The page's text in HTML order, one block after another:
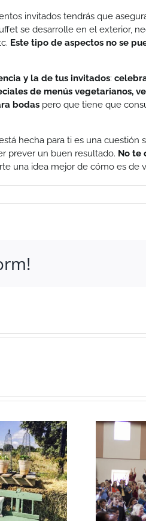
invitados tendrás que
se desarrolle en el exterior,
Este tipo de aspectos no se
y la de tus invitados:
de menús vegetarianos,
bodas pero que tiene que
hecha para ti es una
prever un buen resultado. No te
una idea mejor de cómo es
tipo de
de boda